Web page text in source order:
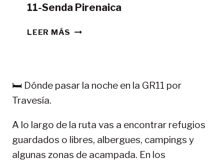
11-Senda Pirenaica
LEER MÁS CONSEJOS
11-
🛏️ Dónde pasar la noche en la GR11 por
Travesía.
A lo largo de la ruta vas a encontrar refugios
guardados o libres, albergues, campings y
algunas zonas de acampada. En los